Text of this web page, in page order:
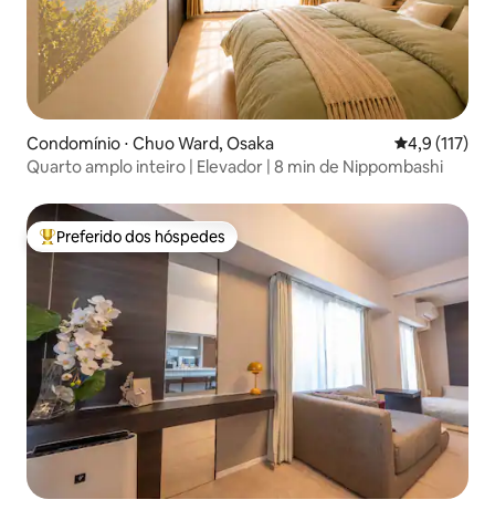
Condomínio ⋅ Chuo Ward, Osaka 4,9 de uma
4,9 (117)
Quarto amplo inteiro | Elevador | 8 min de Nippombashi
Entre os melhores preferidos dos hóspedes
Preferido dos hóspedes